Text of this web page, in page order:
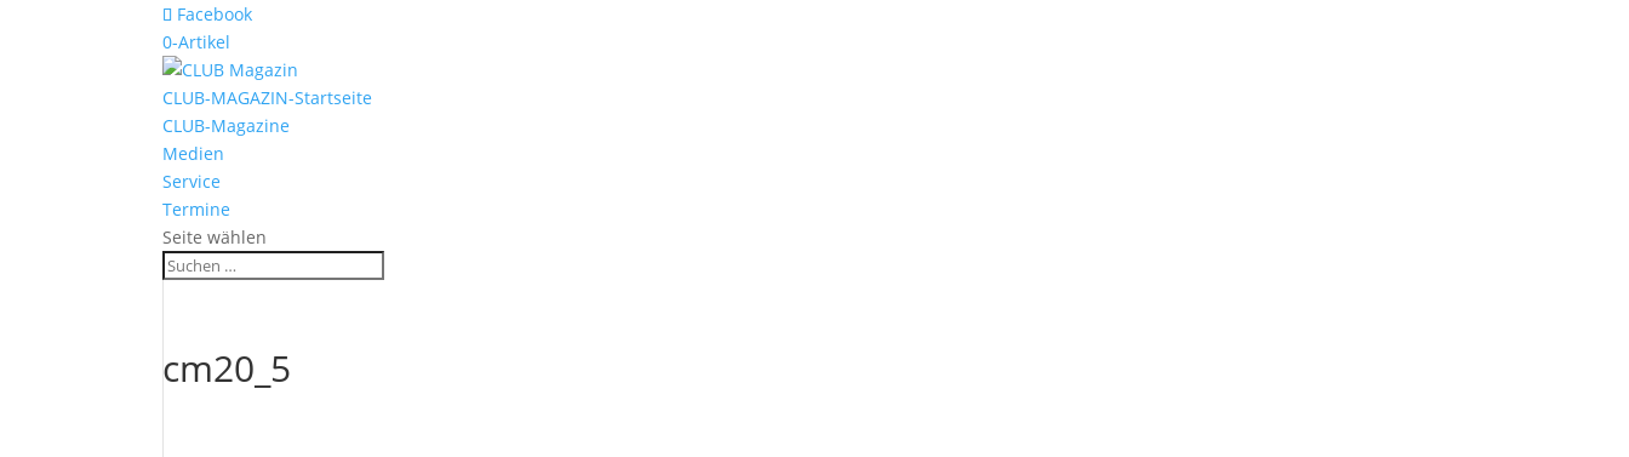
Facebook
0-Artikel
CLUB-MAGAZIN-Startseite
CLUB-Magazine
Medien
Service
Termine
Seite wählen
cm20_5